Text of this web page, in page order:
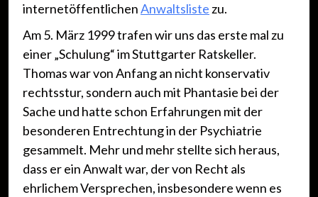
internetöffentlichenAnwaltslistezu.
Am 5. März 1999 trafen wir uns das erste mal zu
einer „Schulung“ im Stuttgarter Ratskeller.
Thomas war von Anfang an nicht konservativ
rechtsstur, sondern auch mit Phantasie bei der
Sache und hatte schon Erfahrungen mit der
besonderen Entrechtung in der Psychiatrie
gesammelt. Mehr und mehr stellte sich heraus,
dass er ein Anwalt war, der von Recht als
ehrlichem Versprechen, insbesondere wenn es